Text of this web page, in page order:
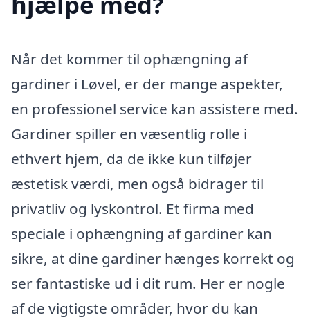
Når det kommer til ophængning af
gardiner i Løvel, er der mange aspekter,
en professionel service kan assistere med.
Gardiner spiller en væsentlig rolle i
ethvert hjem, da de ikke kun tilføjer
æstetisk værdi, men også bidrager til
privatliv og lyskontrol. Et firma med
speciale i ophængning af gardiner kan
sikre, at dine gardiner hænges korrekt og
ser fantastiske ud i dit rum. Her er nogle
af de vigtigste områder, hvor du kan